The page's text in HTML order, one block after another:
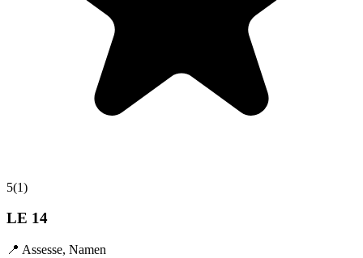
5(1)
LE 14
📍 Assesse, Namen